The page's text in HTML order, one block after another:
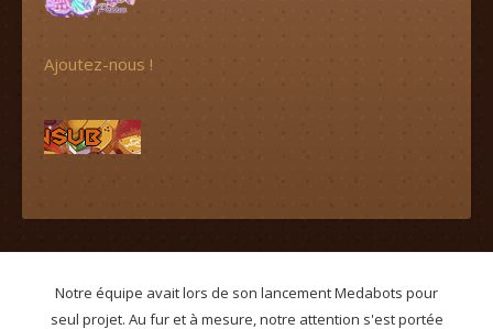
Ajoutez-nous !
Notre équipe avait lors de son lancement Medabots pour
seul projet. Au fur et à mesure, notre attention s'est portée